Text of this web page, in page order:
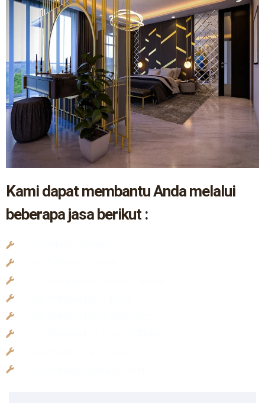
Kami dapat membantu Anda melalui
beberapa jasa berikut :